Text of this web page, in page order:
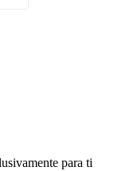
para ti